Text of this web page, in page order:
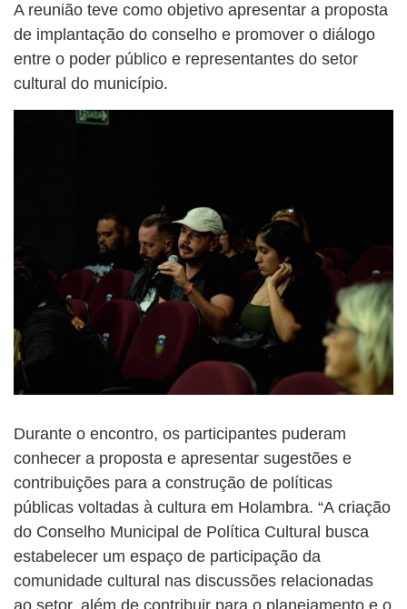
A reunião teve como objetivo apresentar a proposta
de implantação do conselho e promover o diálogo
entre o poder público e representantes do setor
cultural do município.
Durante o encontro, os participantes puderam
conhecer a proposta e apresentar sugestões e
contribuições para a construção de políticas
públicas voltadas à cultura em Holambra. “A criação
do Conselho Municipal de Política Cultural busca
estabelecer um espaço de participação da
comunidade cultural nas discussões relacionadas